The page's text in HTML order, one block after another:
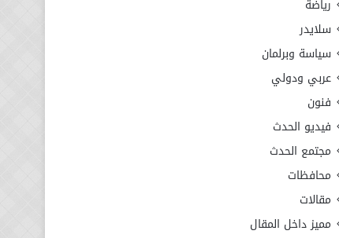
رياضة
سلايدر
سياسة وبرلمان
عربي ودولي
فنون
فيديو الحدث
مجتمع الحدث
محافظات
مقالات
مميز داخل المقال